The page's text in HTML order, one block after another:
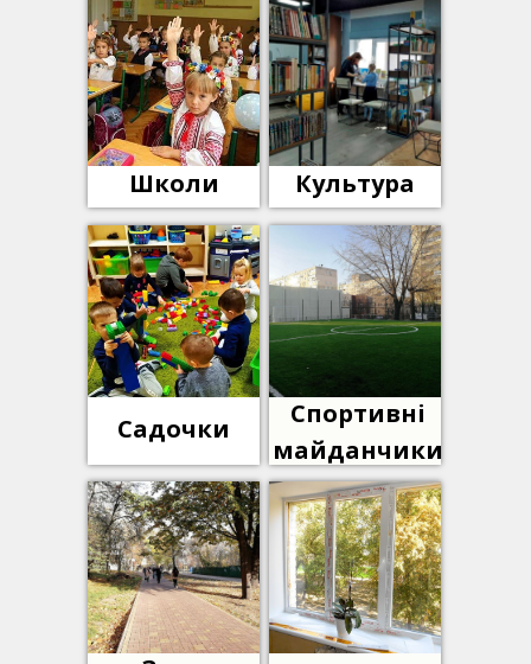
Школи
Садочки
Культура
Спортивні
майданчики